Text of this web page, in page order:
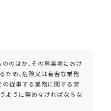
書はお支払完了後に
お願いします。
のほか、その事業場におけ
ため、危険又は有害な業務
の従事する業務に関する安
ように努めなければならな